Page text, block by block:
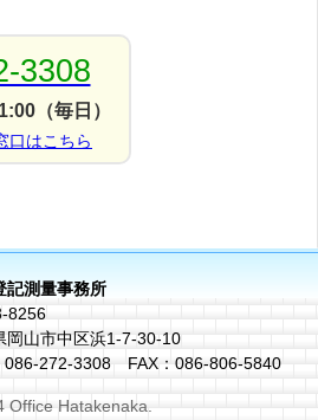
3308
（毎日）
口はこちら
記測量事務所
8256
岡山市中区浜1-7-30-10
086-272-3308 FAX：086-806-5840
Office Hatakenaka.